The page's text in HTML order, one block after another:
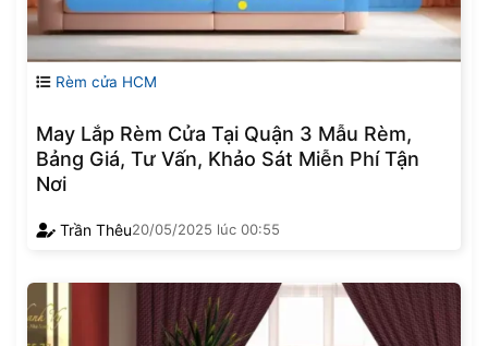
Rèm cửa HCM
May Lắp Rèm Cửa Tại Quận 3 Mẫu Rèm,
Bảng Giá, Tư Vấn, Khảo Sát Miễn Phí Tận
Nơi
Trần Thêu20/05/2025 lúc 00:55